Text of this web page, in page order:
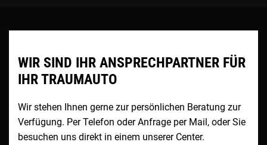
WIR SIND IHR ANSPRECHPARTNER FÜR
IHR TRAUMAUTO
Wir stehen Ihnen gerne zur persönlichen Beratung zur
Verfügung. Per Telefon oder Anfrage per Mail, oder Sie
besuchen uns direkt in einem unserer Center.